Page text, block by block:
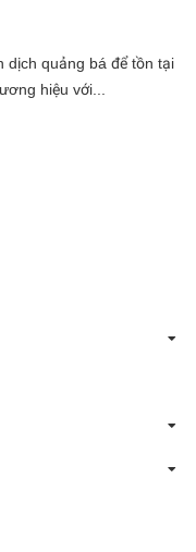
dịch quảng bá để tồn tại
hiệu với...